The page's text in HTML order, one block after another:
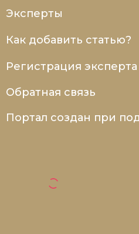
Эксперты
Как добавить статью?
Регистрация эксперта
Обратная связь
Портал создан при